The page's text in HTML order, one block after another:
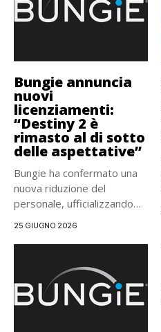
Bungie annuncia
nuovi
licenziamenti:
“Destiny 2 è
rimasto al di sotto
delle aspettative”
Bungie ha confermato una
nuova riduzione del
personale, ufficializzando
25 GIUGNO 2026